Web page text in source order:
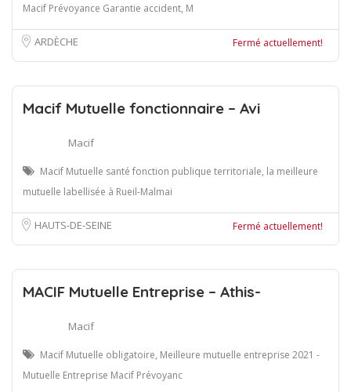
Macif Prévoyance Garantie accident, M
ARDÈCHE Fermé actuellement!
Macif Mutuelle fonctionnaire – Avi
Macif
Macif Mutuelle santé fonction publique territoriale, la meilleure
mutuelle labellisée à Rueil-Malmai
HAUTS-DE-SEINE Fermé actuellement!
MACIF Mutuelle Entreprise – Athis-
Macif
Macif Mutuelle obligatoire, Meilleure mutuelle entreprise 2021 -
Mutuelle Entreprise Macif Prévoyanc